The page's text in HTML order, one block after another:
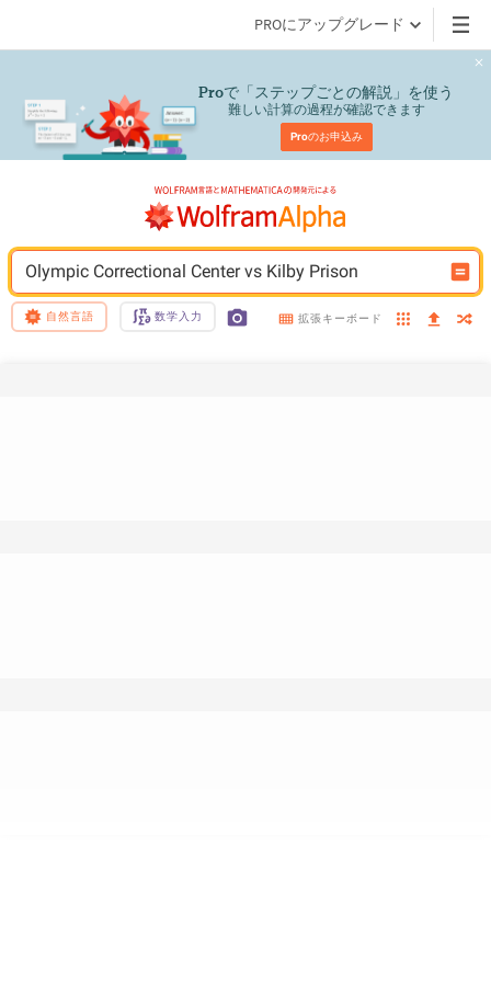
PROにアップグレード
Proで「ステップごとの解説」を使う
難しい計算の過程が確認できます
Proのお申込み
Olympic Correctional Center vs Kilby Prison
自然言語 数学入力 拡張キーボード